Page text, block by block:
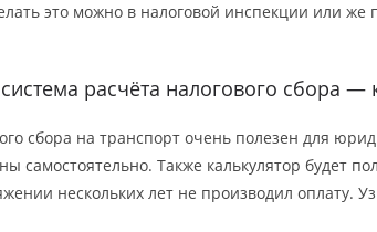
это можно в налоговой инспекции или же
расчёта налогового сбора —
сбора на транспорт очень полезен для
самостоятельно. Также калькулятор будет
нескольких лет не производил оплату.